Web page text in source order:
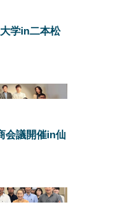
学in二本松
会議開催in仙